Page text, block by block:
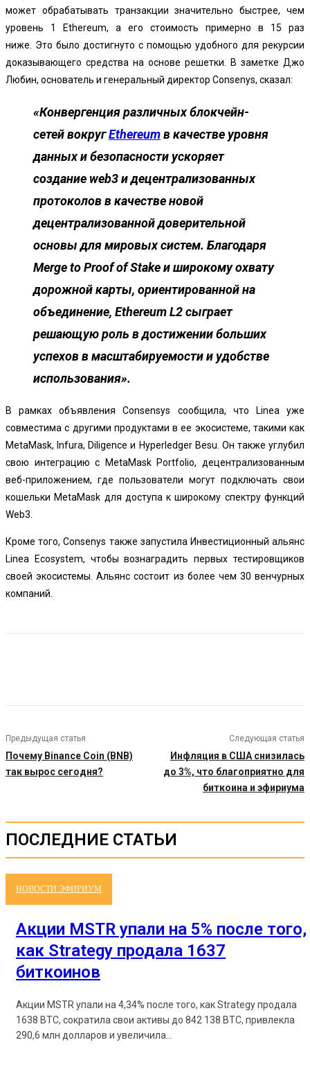
может обрабатывать транзакции значительно быстрее, чем
уровень 1 Ethereum, а его стоимость примерно в 15 раз
ниже. Это было достигнуто с помощью удобного для рекурсии
доказывающего средства на основе решетки. В заметке Джо
Любин, основатель и генеральный директор Consenys, сказал:
«Конвергенция различных блокчейн-
сетей вокругEthereumв качестве уровня
данных и безопасности ускоряет
создание web3 и децентрализованных
протоколов в качестве новой
децентрализованной доверительной
основы для мировых систем. Благодаря
Merge to Proof of Stake и широкому охвату
дорожной карты, ориентированной на
объединение, Ethereum L2 сыграет
решающую роль в достижении больших
успехов в масштабируемости и удобстве
использования».
В рамках объявления Consensys сообщила, что Linea уже
совместима с другими продуктами в ее экосистеме, такими как
MetaMask, Infura, Diligence и Hyperledger Besu. Он также углубил
свою интеграцию с MetaMask Portfolio, децентрализованным
веб-приложением, где пользователи могут подключать свои
кошельки MetaMask для доступа к широкому спектру функций
Web3.
Кроме того, Consenys также запустила Инвестиционный альянс
Linea Ecosystem, чтобы вознаградить первых тестировщиков
своей экосистемы. Альянс состоит из более чем 30 венчурных
компаний.
Предыдущая статья
Почему Binance Coin (BNB)
так вырос сегодня?
Следующая статья
Инфляция в США снизилась
до 3%, что благоприятно для
биткоина и эфириума
ПОСЛЕДНИЕ СТАТЬИ
НОВОСТИ ЭФИРИУМ
Акции MSTR упали на 5% после того,
как Strategy продала 1637
биткоинов
Акции MSTR упали на 4,34% после того, как Strategy продала
1638 BTC, сократила свои активы до 842 138 BTC, привлекла
290,6 млн долларов и увеличила...